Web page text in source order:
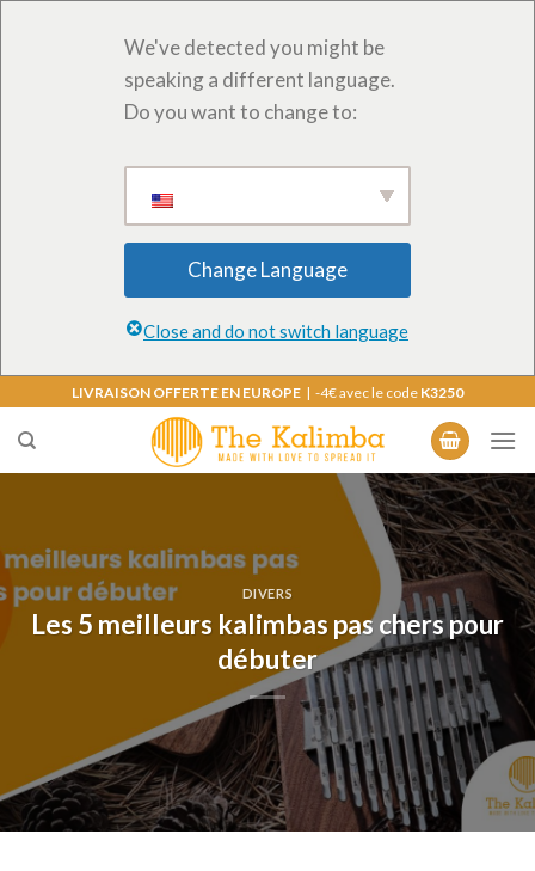
We've detected you might be
speaking a different language.
Do you want to change to:
Change Language
Close and do not switch language
content
LIVRAISON OFFERTE EN EUROPE | -4€ avec le code K3250
DIVERS
Les 5 meilleurs kalimbas pas chers pour
débuter